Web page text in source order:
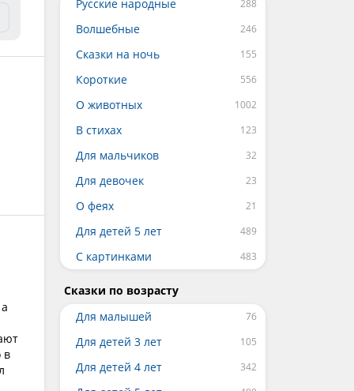
в
Русские народные
Волшебные
Сказки на ночь
Короткие
О животных
В стихах
Для мальчиков
Для девочек
О феях
Для детей 5 лет
С картинками
Сказки по возрасту
Для малышей
Для детей 3 лет
Для детей 4 лет